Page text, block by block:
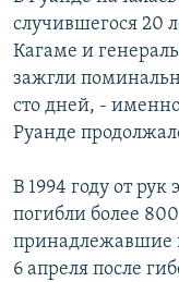
случившегося 20
Кагаме и
зажгли
сто дней, -
Руанде
В 1994 году от
погибли более
принадлежавшие
6 апреля после